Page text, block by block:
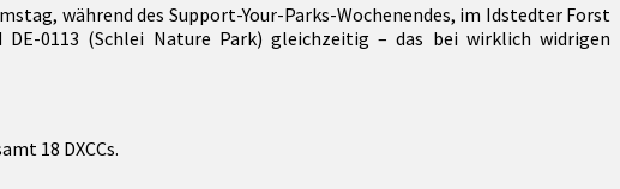
während des Support-Your-Parks-Wochenendes, im Idstedter Forst
0113 (Schlei Nature Park) gleichzeitig – das bei wirklich widrigen
18 DXCCs.